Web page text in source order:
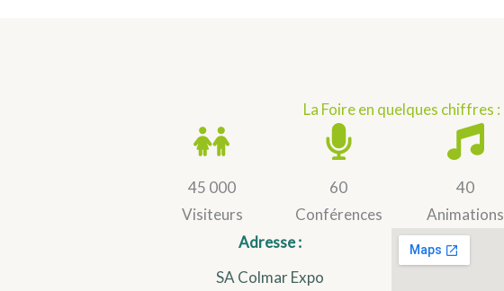
La Foire en quelques chiffres :
45 000
Visiteurs
60
Conférences
40
Animations
Adresse :
SA Colmar Expo